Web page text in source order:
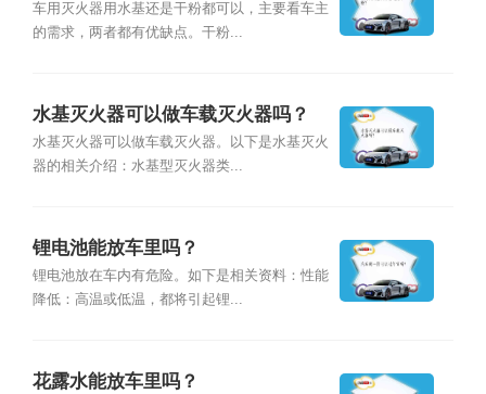
车用灭火器用水基还是干粉都可以，主要看车主
的需求，两者都有优缺点。干粉...
水基灭火器可以做车载灭火器吗？
水基灭火器可以做车载灭火器。以下是水基灭火
器的相关介绍：水基型灭火器类...
锂电池能放车里吗？
锂电池放在车内有危险。如下是相关资料：性能
降低：高温或低温，都将引起锂...
花露水能放车里吗？